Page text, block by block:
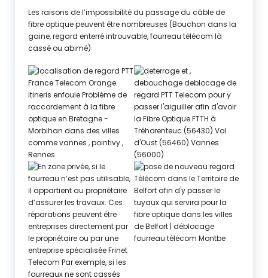
Les raisons de l’impossibilité du passage du câble de
fibre optique peuvent être nombreuses (Bouchon dans la
gaine, regard enterré introuvable, fourreau télécom là
cassé ou abimé)